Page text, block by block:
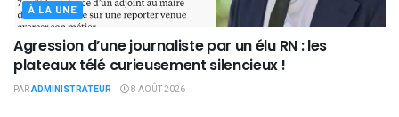
À LA UNE
Agression d’une journaliste par un élu RN : les
plateaux télé curieusement silencieux !
PARADMINISTRATEUR 8 AOÛT 2026